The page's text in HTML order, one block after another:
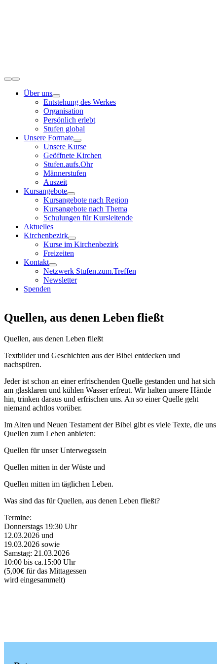
Toggle
NavigationÜber uns
Entstehung des Werkes
Organisation
Persönlich erlebt
Stufen global
Unsere Formate
Unsere Kurse
Geöffnete Kirchen
Stufen.aufs.Ohr
Männerstufen
Auszeit
Kursangebote
Kursangebote nach Region
Kursangebote nach Thema
Schulungen für Kursleitende
Aktuelles
Kirchenbezirk
Kurse im Kirchenbezirk
Freizeiten
Kontakt
Netzwerk Stufen.zum.Treffen
Newsletter
Spenden
Quellen, aus denen Leben fließt
Quellen, aus denen Leben fließt
Textbilder und Geschichten aus der Bibel entdecken und
nachspüren.
Jeder ist schon an einer erfrischenden Quelle gestanden und hat sich
am glasklaren und kühlen Wasser erfreut. Wir halten unsere Hände
hin, trinken daraus und erfrischen uns. An so einer Quelle geht
niemand achtlos vorüber.
Im Alten und Neuen Testament der Bibel gibt es viele Texte, die uns
Quellen zum Leben anbieten:
Quellen für unser Unterwegssein
Quellen mitten in der Wüste und
Quellen mitten im täglichen Leben.
Was sind das für Quellen, aus denen Leben fließt?
Termine:
Donnerstags 19:30 Uhr
12.03.2026 und
19.03.2026 sowie
Samstag: 21.03.2026
10:00 bis ca.15:00 Uhr
(5,00€ für das Mittagessen
wird eingesammelt)